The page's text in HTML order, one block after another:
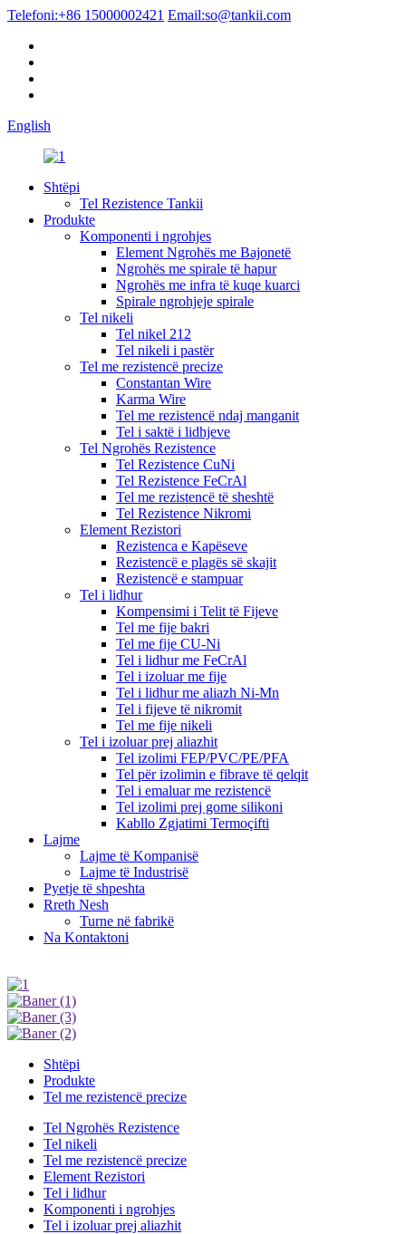
Telefoni:+86 15000002421 Email:so@tankii.com
English
Shtëpi
Tel Rezistence Tankii
Produkte
Komponenti i ngrohjes
Element Ngrohës me Bajonetë
Ngrohës me spirale të hapur
Ngrohës me infra të kuqe kuarci
Spirale ngrohjeje spirale
Tel nikeli
Tel nikel 212
Tel nikeli i pastër
Tel me rezistencë precize
Constantan Wire
Karma Wire
Tel me rezistencë ndaj manganit
Tel i saktë i lidhjeve
Tel Ngrohës Rezistence
Tel Rezistence CuNi
Tel Rezistence FeCrAl
Tel me rezistencë të sheshtë
Tel Rezistence Nikromi
Element Rezistori
Rezistenca e Kapëseve
Rezistencë e plagës së skajit
Rezistencë e stampuar
Tel i lidhur
Kompensimi i Telit të Fijeve
Tel me fije bakri
Tel me fije CU-Ni
Tel i lidhur me FeCrAl
Tel i izoluar me fije
Tel i lidhur me aliazh Ni-Mn
Tel i fijeve të nikromit
Tel me fije nikeli
Tel i izoluar prej aliazhit
Tel izolimi FEP/PVC/PE/PFA
Tel për izolimin e fibrave të qelqit
Tel i emaluar me rezistencë
Tel izolimi prej gome silikoni
Kabllo Zgjatimi Termoçifti
Lajme
Lajme të Kompanisë
Lajme të Industrisë
Pyetje të shpeshta
Rreth Nesh
Turne në fabrikë
Na Kontaktoni
Shtëpi
Produkte
Tel me rezistencë precize
Tel Ngrohës Rezistence
Tel nikeli
Tel me rezistencë precize
Element Rezistori
Tel i lidhur
Komponenti i ngrohjes
Tel i izoluar prej aliazhit